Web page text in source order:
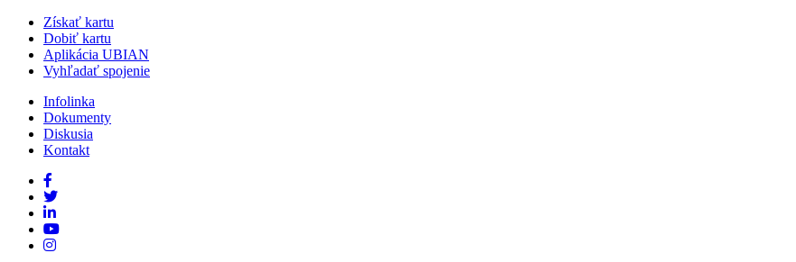
Získať kartu
Dobiť kartu
Aplikácia UBIAN
Vyhľadať spojenie
Infolinka
Dokumenty
Diskusia
Kontakt